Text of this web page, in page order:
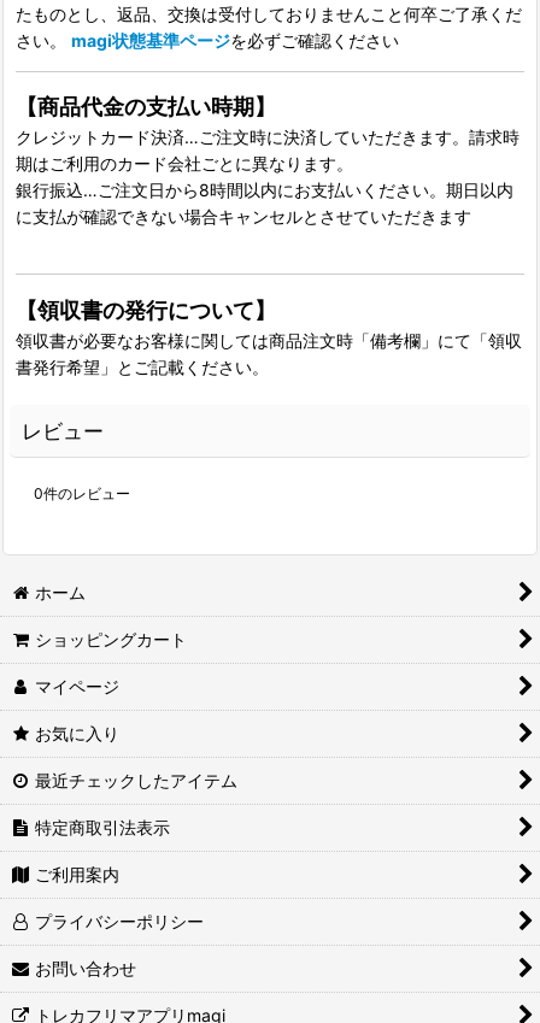
たものとし、返品、交換は受付しておりませんこと何卒ご了承くだ
さい。 magi状態基準ページを必ずご確認ください
【商品代金の支払い時期】
クレジットカード決済…ご注文時に決済していただきます。請求時
期はご利用のカード会社ごとに異なります。
銀行振込…ご注文日から8時間以内にお支払いください。期日以内
に支払が確認できない場合キャンセルとさせていただきます
【領収書の発行について】
領収書が必要なお客様に関しては商品注文時「備考欄」にて「領収
書発行希望」とご記載ください。
レビュー
0件のレビュー
ホーム
ショッピングカート
マイページ
お気に入り
最近チェックしたアイテム
特定商取引法表示
ご利用案内
プライバシーポリシー
お問い合わせ
トレカフリマアプリmagi